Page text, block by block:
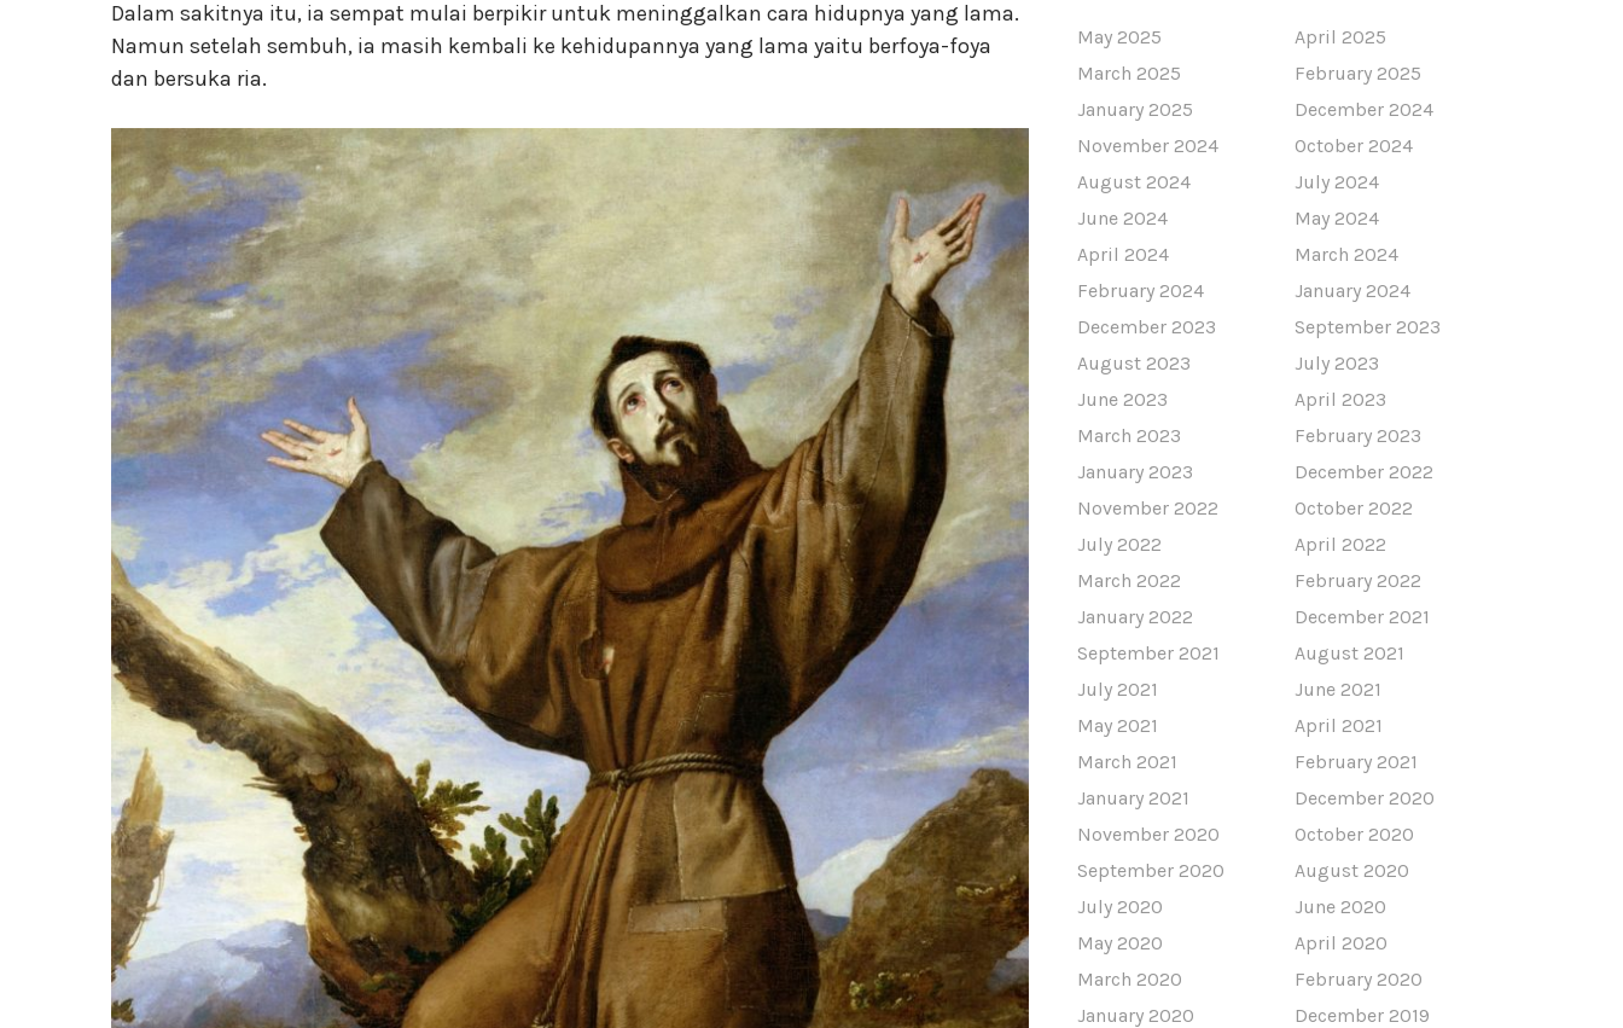
Dalam sakitnya itu, ia sempat mulai berpikir untuk meninggalkan cara hidupnya yang lama.
Namun setelah sembuh, ia masih kembali ke kehidupannya yang lama yaitu berfoya-foya
dan bersuka ria.
May 2025
April 2025
March 2025
February 2025
January 2025
December 2024
November 2024
October 2024
August 2024
July 2024
June 2024
May 2024
April 2024
March 2024
February 2024
January 2024
December 2023
September 2023
August 2023
July 2023
June 2023
April 2023
March 2023
February 2023
January 2023
December 2022
November 2022
October 2022
July 2022
April 2022
March 2022
February 2022
January 2022
December 2021
September 2021
August 2021
July 2021
June 2021
May 2021
April 2021
March 2021
February 2021
January 2021
December 2020
November 2020
October 2020
September 2020
August 2020
July 2020
June 2020
May 2020
April 2020
March 2020
February 2020
January 2020
December 2019